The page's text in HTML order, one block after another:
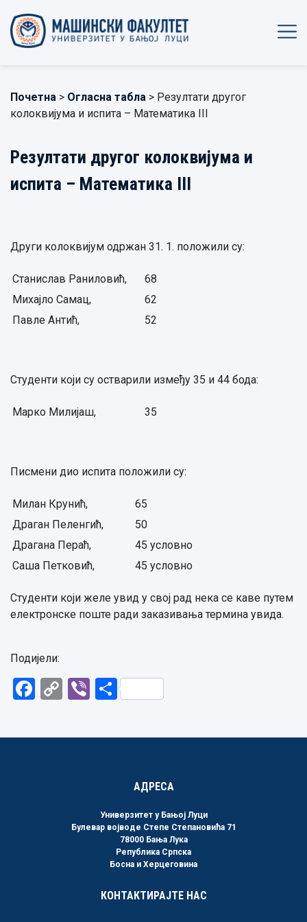
Почетна > Огласна табла > Резултати другог
колоквијума и испита – Математика III
Резултати другог колоквијума и
испита – Математика III
Други колоквијум одржан 31. 1. положили су:
Станислав Раниловић,
68
Михајло Самац,
62
Павле Антић,
52
Студенти који су остварили између 35 и 44 бода:
Марко Милијаш, 35
Писмени дио испита положили су:
Милан Крунић,
65
Драган Пеленгић,
50
Драгана Пераћ,
45 условно
Саша Петковић,
45 условно
Студенти који желе увид у свој рад нека се каве путем
електронске поште ради заказивања термина увида.
Подијели:
Facebook
CopyViberShare
АДРЕСА
Универзитет у Бањој Луци
Булевар војводе Степе Степановића 71
78000 Бања Лука
Република Српска
Босна и Херцеговина
КОНТАКТИРАЈТЕ НАС